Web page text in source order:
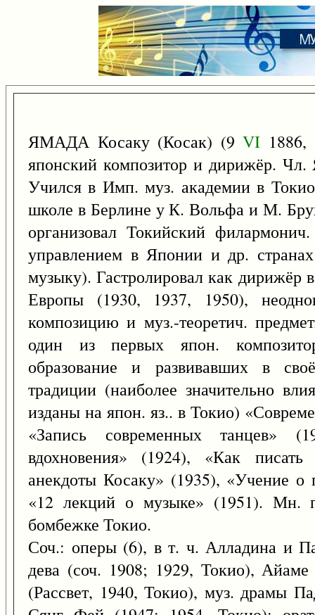
ЯМАДА Косаку (Косак) (9VI
японский композитор и дирижёр. Чл.
Учился в Имп. муз. академии в
школе в Берлине у К. Вольфа и М.
организовал Токийский
управлением в Японии и др.
музыку). Гастролировал как дирижёр
Европы (1930, 1937, 1950),
композицию и муз.-теоретич.
один из первых япон.
образование и развивавших в
традиции (наиболее значительно
изданы на япон. яз.. в Токио)
«Запись современных танцев»
вдохновения» (1924), «Как
анекдоты Косаку» (1935), «Учение
«12 лекций о музыке» (1951). Мн.
бомбежке Токио.
Соч.: оперы (6), в т. ч. Алладина и
дева (соч. 1908; 1929, Токио),
(Рассвет, 1940, Токио), муз. драмы